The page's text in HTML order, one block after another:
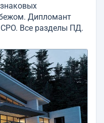
Дипломант
Все разделы ПД.